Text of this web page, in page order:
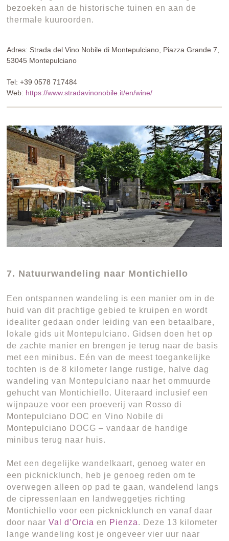
bezoeken aan de historische tuinen en aan de
thermale kuuroorden.
Adres: Strada del Vino Nobile di Montepulciano, Piazza Grande 7,
53045 Montepulciano
Tel: +39 0578 717484
Web: https://www.stradavinonobile.it/en/wine/
7. Natuurwandeling naar Montichiello
Een ontspannen wandeling is een manier om in de
huid van dit prachtige gebied te kruipen en wordt
idealiter gedaan onder leiding van een betaalbare,
lokale gids uit Montepulciano. Gidsen doen het op
de zachte manier en brengen je terug naar de basis
met een minibus. Eén van de meest toegankelijke
tochten is de 8 kilometer lange rustige, halve dag
wandeling van Montepulciano naar het ommuurde
gehucht van Montichiello. Uiteraard inclusief een
wijnpauze voor een proeverij van Rosso di
Montepulciano DOC en Vino Nobile di
Montepulciano DOCG – vandaar de handige
minibus terug naar huis.
Met een degelijke wandelkaart, genoeg water en
een picknicklunch, heb je genoeg reden om te
overwegen alleen op pad te gaan, wandelend langs
de cipressenlaan en landweggetjes richting
Montichiello voor een picknicklunch en vanaf daar
door naarVal d’Orcia en Pienza. Deze 13 kilometer
lange wandeling kost je ongeveer vier uur naar